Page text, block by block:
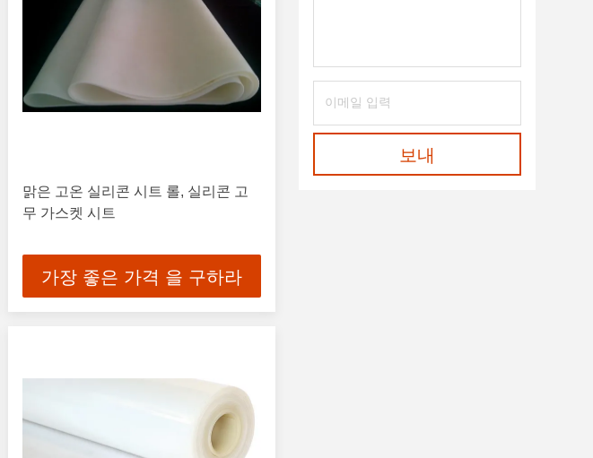
맑은 고온 실리콘 시트 롤, 실리콘 고
무 가스켓 시트
가장 좋은 가격 을 구하라
보내